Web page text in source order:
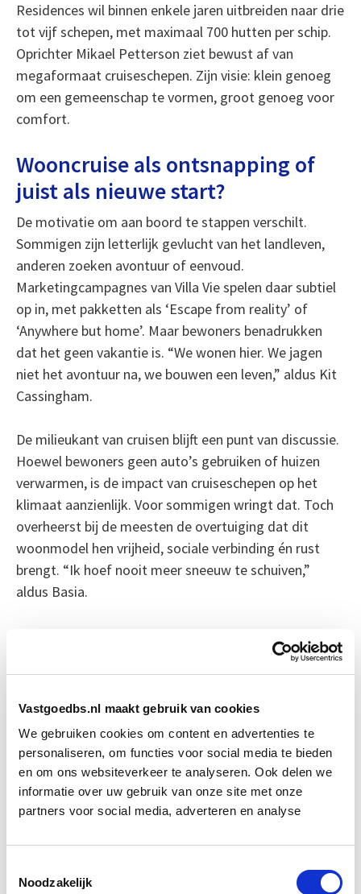
Vastgoedbs.nl maakt gebruik van cookies
We gebruiken cookies om content en advertenties te
personaliseren, om functies voor social media te bieden
en om ons websiteverkeer te analyseren. Ook delen we
informatie over uw gebruik van onze site met onze
partners voor social media, adverteren en analyse
Noodzakelijk
Residences wil binnen enkele jaren uitbreiden naar drie
tot vijf schepen, met maximaal 700 hutten per schip.
Oprichter Mikael Petterson ziet bewust af van
megaformaat cruiseschepen. Zijn visie: klein genoeg
om een gemeenschap te vormen, groot genoeg voor
comfort.
Wooncruise als ontsnapping of
juist als nieuwe start?
De motivatie om aan boord te stappen verschilt.
Sommigen zijn letterlijk gevlucht van het landleven,
anderen zoeken avontuur of eenvoud.
Marketingcampagnes van Villa Vie spelen daar subtiel
op in, met pakketten als ‘Escape from reality’ of
‘Anywhere but home’. Maar bewoners benadrukken
dat het geen vakantie is. “We wonen hier. We jagen
niet het avontuur na, we bouwen een leven,” aldus Kit
Cassingham.
De milieukant van cruisen blijft een punt van discussie.
Hoewel bewoners geen auto’s gebruiken of huizen
verwarmen, is de impact van cruiseschepen op het
klimaat aanzienlijk. Voor sommigen wringt dat. Toch
overheerst bij de meesten de overtuiging dat dit
woonmodel hen vrijheid, sociale verbinding én rust
brengt. “Ik hoef nooit meer sneeuw te schuiven,”
aldus Basia.
Een pionierende levensstijl op
worden verbouwd, geplande voorzieningen laten op
zich wachten. Maar bewoners als Holly Hennessy
blijven optimistisch. Ze gelooft in deze woonvorm –
niet alleen omdat ze heeft geïnvesteerd, maar omdat
het haar past. “Ik wil dat dit slaagt. En als je me toch
van het schip.”